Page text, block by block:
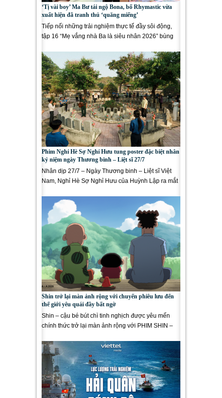
‘Tị vài boy’ Ma Bư tái ngộ Bona, bố Rhymastic vừa
xuất hiện đã tranh thủ ‘quăng miếng’
Tiếp nối những trải nghiệm thực tế đầy sôi động,
tập 16 “Mẹ vắng nhà Ba là siêu nhân 2026” bùng
Phim Nghỉ Hè Sợ Nghỉ Hưu tung poster đặc biệt nhân
kỷ niệm ngày Thương binh – Liệt sĩ 27/7
Nhân dịp 27/7 – Ngày Thương binh – Liệt sĩ Việt
Nam, Nghỉ Hè Sợ Nghỉ Hưu của Huỳnh Lập ra mắt
Shin trở lại màn ảnh rộng với chuyến phiêu lưu đến
thế giới yêu quái đầy bất ngờ
Shin – cậu bé bút chì tinh nghịch được yêu mến
chính thức trở lại màn ảnh rộng với PHIM SHIN –